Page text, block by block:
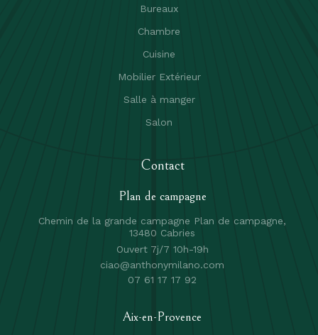
Bureaux
Chambre
Cuisine
Mobilier Extérieur
Salle à manger
Salon
Contact
Plan de campagne
Chemin de la grande campagne Plan de campagne,
13480 Cabries
Ouvert 7j/7 10h-19h
ciao@anthonymilano.com
07 61 17 17 92
Aix-en-Provence